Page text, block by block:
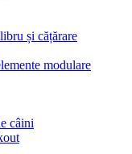
și cățărare
modulare
câini